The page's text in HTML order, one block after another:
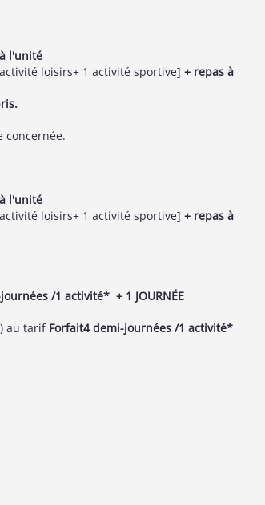
l'unité
loisirs+ 1 activité sportive] + repas à
concernée.
l'unité
loisirs+ 1 activité sportive] + repas à
/1 activité* + 1 JOURNÉE
au tarif Forfait4 demi-journées /1 activité*